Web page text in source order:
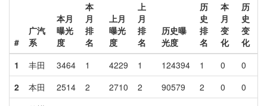
#
广汽
系
本月
曝光
度
本
月
排
名
上月
曝光
度
上
月
排
名
历史曝
光度
历
史
排
名
本
月
变
化
历
史
变
化
1
丰田 3464 1 4229 1 124394 1 0
0
2
本田 2514 2 2710 2 90579 2 0
0